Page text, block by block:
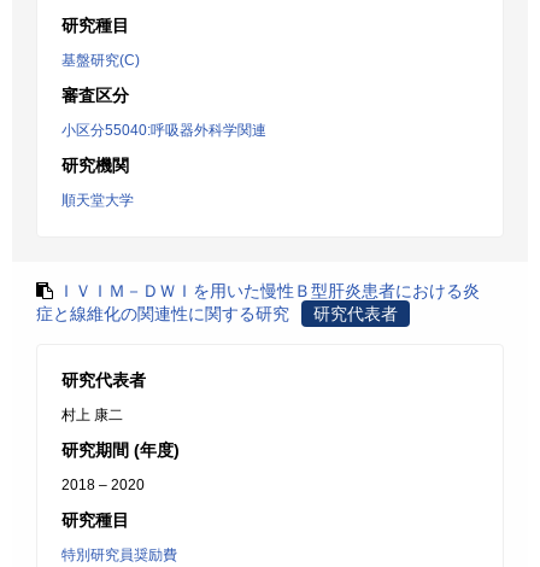
研究種目
基盤研究(C)
審査区分
小区分55040:呼吸器外科学関連
研究機関
順天堂大学
ＩＶＩＭ－ＤＷＩを用いた慢性Ｂ型肝炎患者における炎
症と線維化の関連性に関する研究
研究代表者
研究代表者
村上 康二
研究期間 (年度)
2018 – 2020
研究種目
特別研究員奨励費